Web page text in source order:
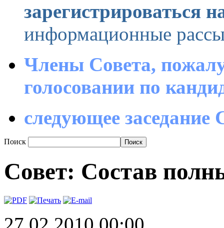
зарегистрироваться
информационные
Члены Совета,
голосовании по
следующее заседание
Поиск
Совет: Состав